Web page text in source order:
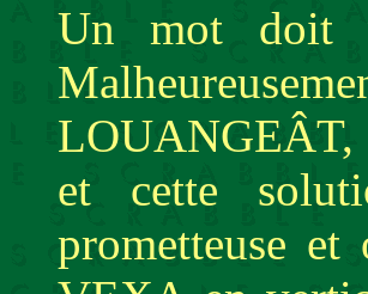
Un mot doit
et cette
prometteuse